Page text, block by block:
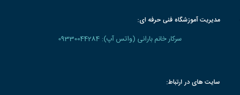
مدیریت آموزشگاه فنی حرفه ای:
سرکار خانم بارانی (واتس آپ): 09330044284
سایت های در ارتباط: